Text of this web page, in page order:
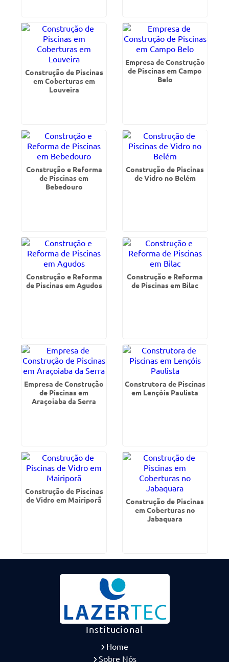
Construção de Piscinas
em Coberturas em
Louveira
Empresa de Construção
de Piscinas em Campo
Belo
Construção e Reforma
de Piscinas em
Bebedouro
Construção de Piscinas
de Vidro no Belém
Construção e Reforma
de Piscinas em Agudos
Construção e Reforma
de Piscinas em Bilac
Empresa de Construção
de Piscinas em
Araçoiaba da Serra
Construtora de Piscinas
em Lençóis Paulista
Construção de Piscinas
de Vidro em Mairiporã
Construção de Piscinas
em Coberturas no
Jabaquara
Institucional
Home
Sobre Nós